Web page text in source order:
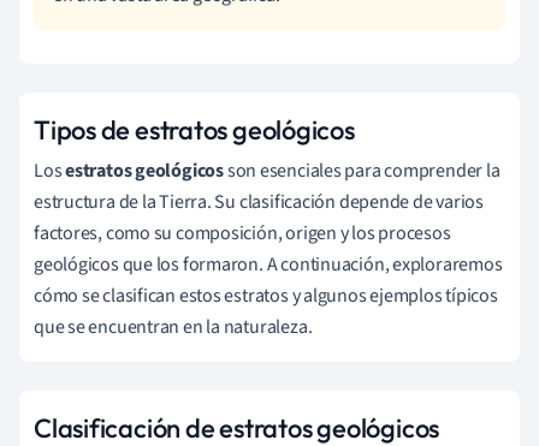
Tipos de estratos geológicos
Losestratos geológicosson esenciales para comprender la
estructura de la Tierra. Su clasificación depende de varios
factores, como su composición, origen y los procesos
geológicos que los formaron. A continuación, exploraremos
cómo se clasifican estos estratos y algunos ejemplos típicos
que se encuentran en la naturaleza.
Clasificación de estratos geológicos